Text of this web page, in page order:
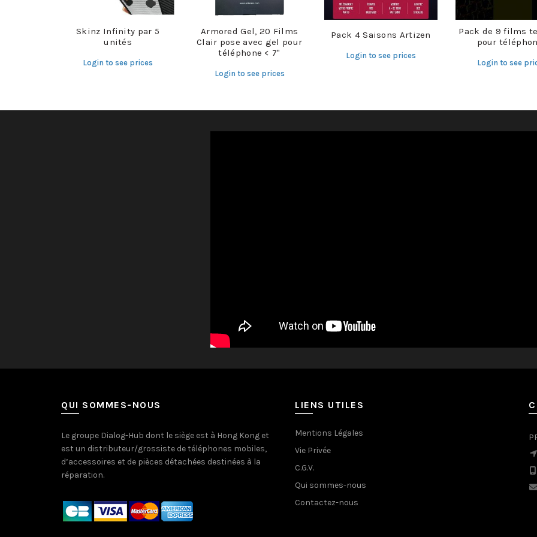
Skinz Infinity par 5
unités
Login to see prices
Armored Gel, 20 Films
Clair pose avec gel pour
téléphone < 7"
Login to see prices
Pack 4 Saisons Artizen
Login to see prices
Pack de 9 films
pour
Login to see
QUI SOMMES-NOUS
Le groupe Dialog-Hub dont le siège est à Hong Kong et
est un distributeur/grossiste de téléphones mobiles,
d’accessoires et de pièces détachées destinées à la
réparation.
LIENS UTILES
Mentions Légales
Vie Privée
C.G.V.
Qui sommes-nous
Contactez-nous